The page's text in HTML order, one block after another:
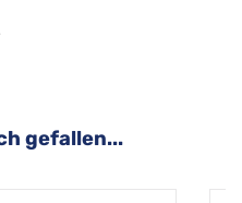
gefallen...